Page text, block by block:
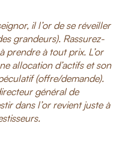
il l’or de se réveiller
grandeurs). Rassurez-
prendre à tout prix. L’or
allocation d’actifs et son
(offre/demande).
général de
dans l’or revient juste à
.